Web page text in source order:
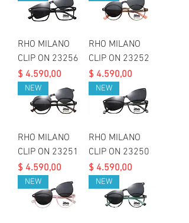
RHO MILANO
CLIP ON 23256
Precio
$ 4.590,00
RHO MILANO
CLIP ON 23252
Precio
$ 4.590,00
NEW
RHO MILANO
CLIP ON 23251
Precio
$ 4.590,00
NEW
RHO MILANO
CLIP ON 23250
Precio
$ 4.590,00
NEW NEW